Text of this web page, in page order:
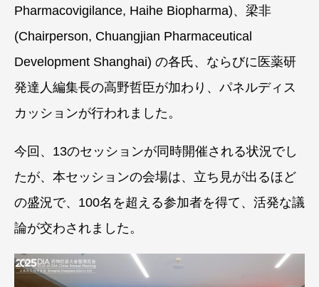
Pharmacovigilance, Haihe Biopharma)、梁非
(Chairperson, Chuangjian Pharmaceutical
Development Shanghai) の各氏、ならびに医薬研
発達人編集長の高野哲臣が加わり、パネルディス
カッションが行われました。
今回、13のセッションが同時開催される状況でし
たが、本セッションの会場は、立ち見が出るほど
の盛況で、100名を超える参加者を得て、活発な議
論が交わされました。